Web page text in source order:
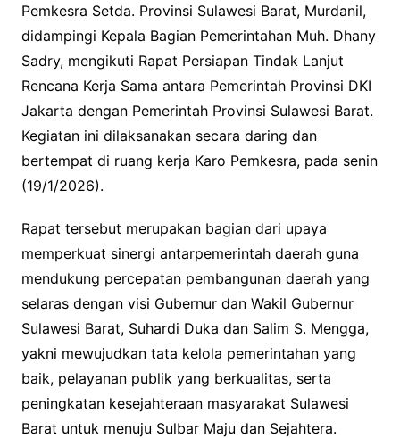
Pemkesra Setda. Provinsi Sulawesi Barat, Murdanil,
didampingi Kepala Bagian Pemerintahan Muh. Dhany
Sadry, mengikuti Rapat Persiapan Tindak Lanjut
Rencana Kerja Sama antara Pemerintah Provinsi DKI
Jakarta dengan Pemerintah Provinsi Sulawesi Barat.
Kegiatan ini dilaksanakan secara daring dan
bertempat di ruang kerja Karo Pemkesra, pada senin
(19/1/2026).
Rapat tersebut merupakan bagian dari upaya
memperkuat sinergi antarpemerintah daerah guna
mendukung percepatan pembangunan daerah yang
selaras dengan visi Gubernur dan Wakil Gubernur
Sulawesi Barat, Suhardi Duka dan Salim S. Mengga,
yakni mewujudkan tata kelola pemerintahan yang
baik, pelayanan publik yang berkualitas, serta
peningkatan kesejahteraan masyarakat Sulawesi
Barat untuk menuju Sulbar Maju dan Sejahtera.